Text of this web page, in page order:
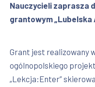
Nauczycieli zaprasza
grantowym „Lubelska
Grant jest realizowany
ogólnopolskiego
„Lekcja:Enter”